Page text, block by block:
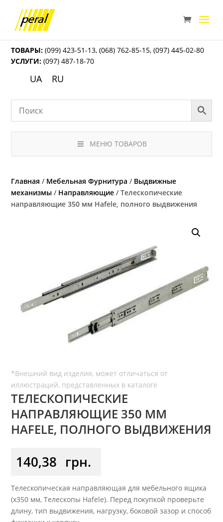
ТОВАРЫ: (099) 423-51-13,(068) 762-85-15,(097) 445-02-80
УСЛУГИ: (097) 487-18-70
UA RU
МЕНЮ ТОВАРОВ
Главная / Мебельная Фурнитура / Выдвижные
механизмы / Направляющие / Телескопические
направляющие 350 мм Hafele, полного выдвижения
ТЕЛЕСКОПИЧЕСКИЕ
НАПРАВЛЯЮЩИЕ 350 ММ
HAFELE, ПОЛНОГО ВЫДВИЖЕНИЯ
140,38 грн.
Телескопическая направляющая для мебельного ящика
(x350 мм, Телескопы Hafele). Перед покупкой проверьте
длину, тип выдвижения, нагрузку, боковой зазор и способ